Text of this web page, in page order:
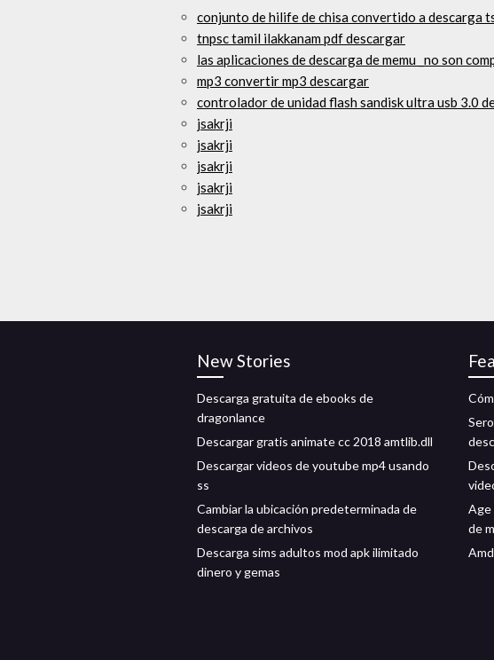
conjunto de hilife de chisa convertido a descarga
tnpsc tamil ilakkanam pdf descargar
las aplicaciones de descarga de memu _no son
mp3 convertir mp3 descargar
controlador de unidad flash sandisk ultra usb 3.0
jsakrji
jsakrji
jsakrji
jsakrji
jsakrji
New Stories
Descarga gratuita de ebooks de
dragonlance
Descargar gratis animate cc 2018 amtlib.dll
Descargar videos de youtube mp4 usando
ss
Cambiar la ubicación predeterminada de
descarga de archivos
Descarga sims adultos mod apk ilimitado
dinero y gemas
Age
de